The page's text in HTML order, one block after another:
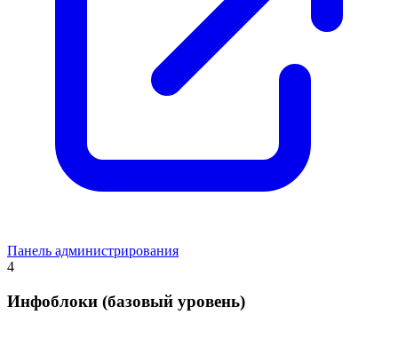
Панель администрирования
4
Инфоблоки (базовый уровень)